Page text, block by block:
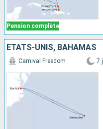
Pension complète
ÉTATS-UNIS, BAHAMAS
Carnival Freedom 7 j